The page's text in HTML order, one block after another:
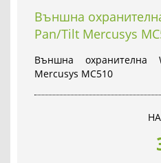
Външна
Pan/Tilt Mercusys
Външна охранителна
Mercusys MC510